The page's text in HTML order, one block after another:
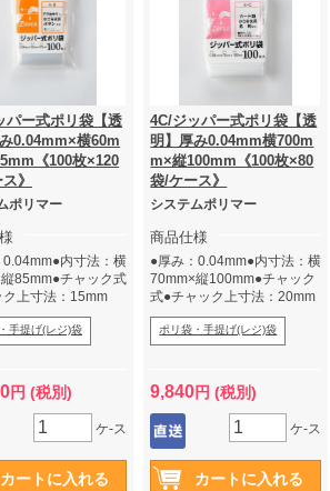
パー式ポリ袋【透
0.04mm×横60m
《100枚×120
》
ポリマー
0.04mm●内寸法：横
85mm●チャック式
ク上寸法：15mm
手提げ(レジ)袋
円 (税別)
ケ-ス
4C/ジッパー式ポリ袋【透
明】厚み0.04mm横700m
m×縦100mm《100枚×80
袋/ケース》
システムポリマー
商品仕様
●厚み：0.04mm●内寸法：横
70mm×縦100mm●チャック
式●チャック上寸法：20mm
ポリ袋・手提げ(レジ)袋
9,840円 (税別)
ケ-ス